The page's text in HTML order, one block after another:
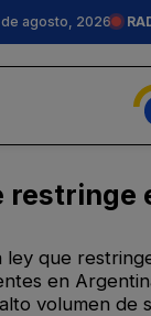
agosto, 2026
que
en
volumen de